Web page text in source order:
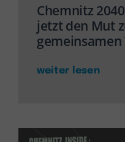
Chemnitz
jetzt den Mut
weiter lesen